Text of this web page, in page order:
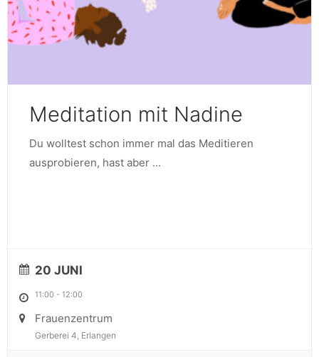
Meditation mit Nadine
Du wolltest schon immer mal das Meditieren
ausprobieren, hast aber ...
20 JUNI
11:00 - 12:00
Frauenzentrum
Gerberei 4, Erlangen